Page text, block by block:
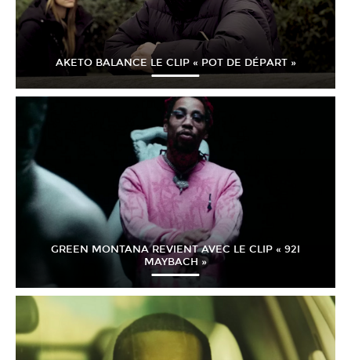
AKETO BALANCE LE CLIP « POT DE DÉPART »
GREEN MONTANA REVIENT AVEC LE CLIP « 92I
MAYBACH »